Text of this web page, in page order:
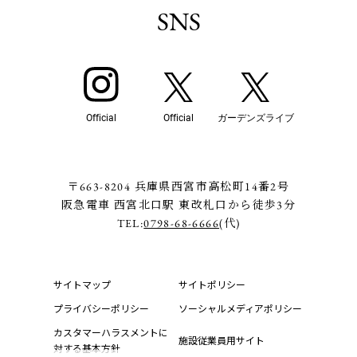
SNS
Official Official ガーデンズライブ
〒663-8204 兵庫県西宮市高松町14番2号
阪急電車 西宮北口駅 東改札口から徒歩3分
TEL:0798-68-6666(代)
サイトマップ
サイトポリシー
プライバシーポリシー
ソーシャルメディアポリシー
カスタマーハラスメントに
対する基本方針
施設従業員用サイト